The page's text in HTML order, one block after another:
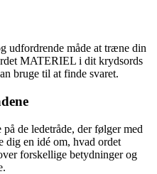
udfordrende måde at træne din
MATERIEL i dit krydsords
bruge til at finde svaret.
de ledetråde, der følger med
dig en idé om, hvad ordet
forskellige betydninger og